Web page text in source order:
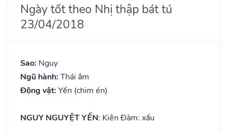
Ngày tốt theo Nhị thập bát tú
23/04/2018
Sao: Nguy
Ngũ hành: Thái âm
Động vật: Yến (chim én)
NGUY NGUYỆT YẾN: Kiên Đàm: xấu